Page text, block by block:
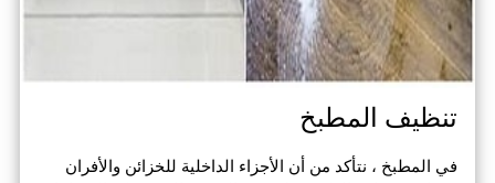
تنظيف المطبخ
في المطبخ ، نتأكد من أن الأجزاء الداخلية للخزائن والأفران